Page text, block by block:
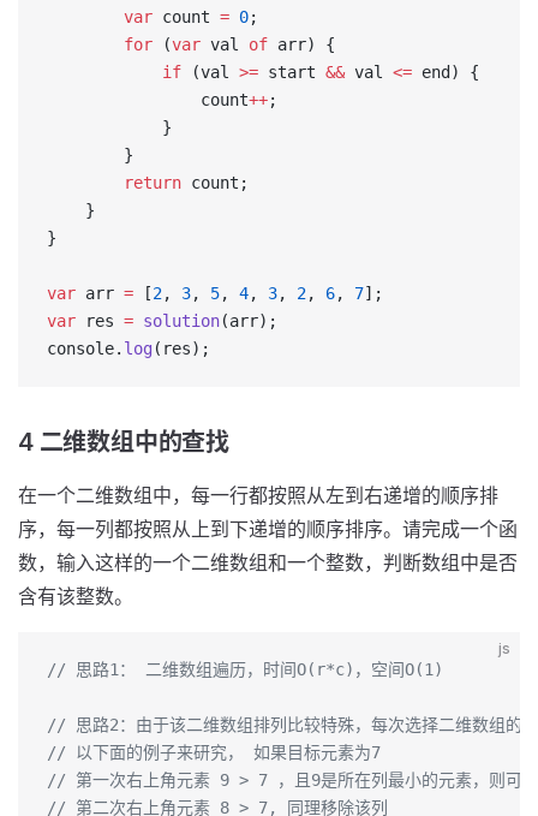
        var
count = 0;
        for
(var val of arr) {
            if
(val >= start && val <= end) {
                count
++;
            }
        }
        return
count;
    }
}
var arr = [2, 3, 5, 4, 3, 2, 6, 7];
var res = solution(arr);
console. log (res);
4 二维数组中的查找
在一个二维数组中，每一行都按照从左到右递增的顺序排
序，每一列都按照从上到下递增的顺序排序。请完成一个函
数，输入这样的一个二维数组和一个整数，判断数组中是否
含有该整数。
js
// 思路1： 二维数组遍历，时间O(r*c)，空间O(1)
// 思路2：由于该二维数组排列比较特殊，每次选择二维数组的
// 以下面的例子来研究， 如果目标元素为7
// 第一次右上角元素 9 > 7 ，且9是所在列最小的元素，则可
// 第二次右上角元素 8 > 7, 同理移除该列